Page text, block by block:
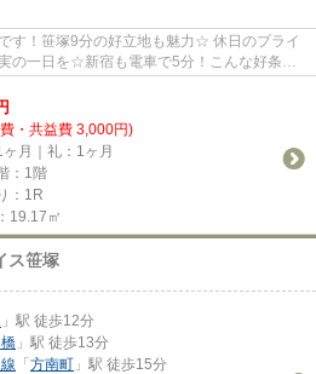
す！笹塚9分の好立地も魅力☆ 休日のプライ
の一日を☆新宿も電車で5分！こんな好条件
・共益費 3,000円)
ヶ月｜礼：1ヶ月
：1階
：1R
19.17㎡
ス笹塚
」駅 徒歩12分
」駅 徒歩13分
「方南町 」駅 徒歩15分